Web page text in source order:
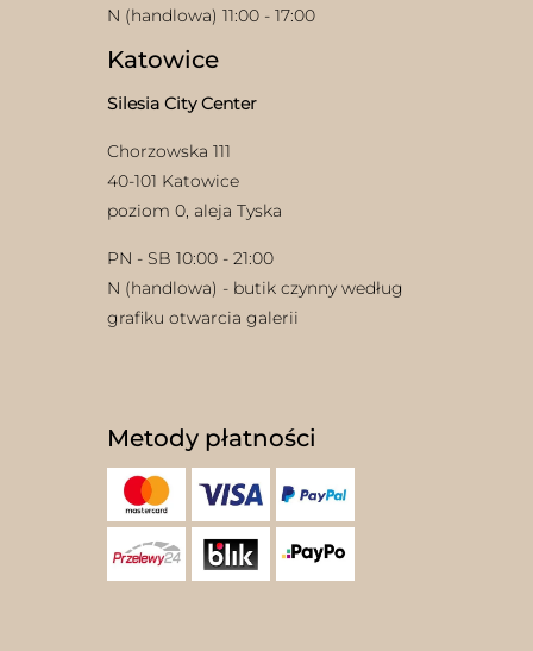
N (handlowa) 11:00 - 17:00
Katowice
Silesia City Center
Chorzowska 111
40-101 Katowice
poziom 0, aleja Tyska
PN - SB 10:00 - 21:00
N (handlowa) - butik czynny według
grafiku otwarcia galerii
Metody płatności